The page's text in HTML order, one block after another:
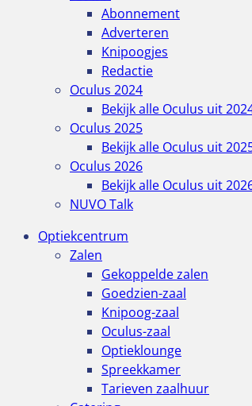
Abonnement
Adverteren
Knipoogjes
Redactie
Oculus 2024
Bekijk alle Oculus uit
Oculus 2025
Bekijk alle Oculus uit
Oculus 2026
Bekijk alle Oculus uit
NUVO Talk
Optiekcentrum
Zalen
Gekoppelde zalen
Goedzien-zaal
Knipoog-zaal
Oculus-zaal
Optieklounge
Spreekkamer
Tarieven zaalhuur